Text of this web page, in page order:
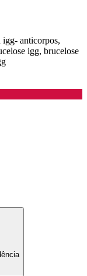
igg- anticorpos,
igg, brucelose